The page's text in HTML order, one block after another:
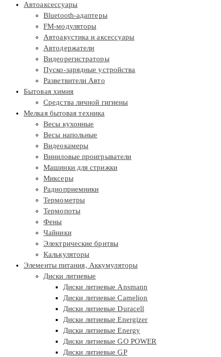
Автоаксессуары
Bluetooth-адаптеры
FM-модуляторы
Автоакустика и аксессуары
Автодержатели
Видеорегистраторы
Пуско-зарядные устройства
Разветвители Авто
Бытовая химия
Средства личной гигиены
Мелкая бытовая техника
Весы кухонные
Весы напольные
Видеокамеры
Виниловые проигрыватели
Машинки для стрижки
Миксеры
Радиоприемники
Термометры
Термопоты
Фены
Чайники
Электрические бритвы
Калькуляторы
Элементы питания, Аккумуляторы
Диски литиевые
Диски литиевые Ansmann
Диски литиевые Camelion
Диски литиевые Duracell
Диски литиевые Energizer
Диски литиевые Energy
Диски литиевые GO POWER
Диски литиевые GP